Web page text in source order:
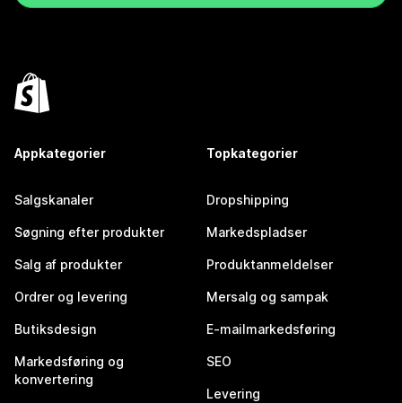
Appkategorier
Salgskanaler
Søgning efter produkter
Salg af produkter
Ordrer og levering
Butiksdesign
Markedsføring og
konvertering
Topkategorier
Dropshipping
Markedspladser
Produktanmeldelser
Mersalg og sampak
E-mailmarkedsføring
SEO
Levering